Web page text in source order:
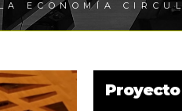
ECONOMÍA